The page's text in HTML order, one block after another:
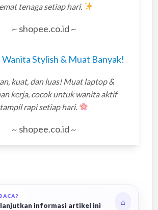
tenaga setiap hari.
~ shopee.co.id ~
Wanita Stylish & Muat Banyak!
kuat, dan luas! Muat laptop &
kerja, cocok untuk wanita aktif
tampil rapi setiap hari.
~ shopee.co.id ~
lanjutkan informasi artikel ini ⌂